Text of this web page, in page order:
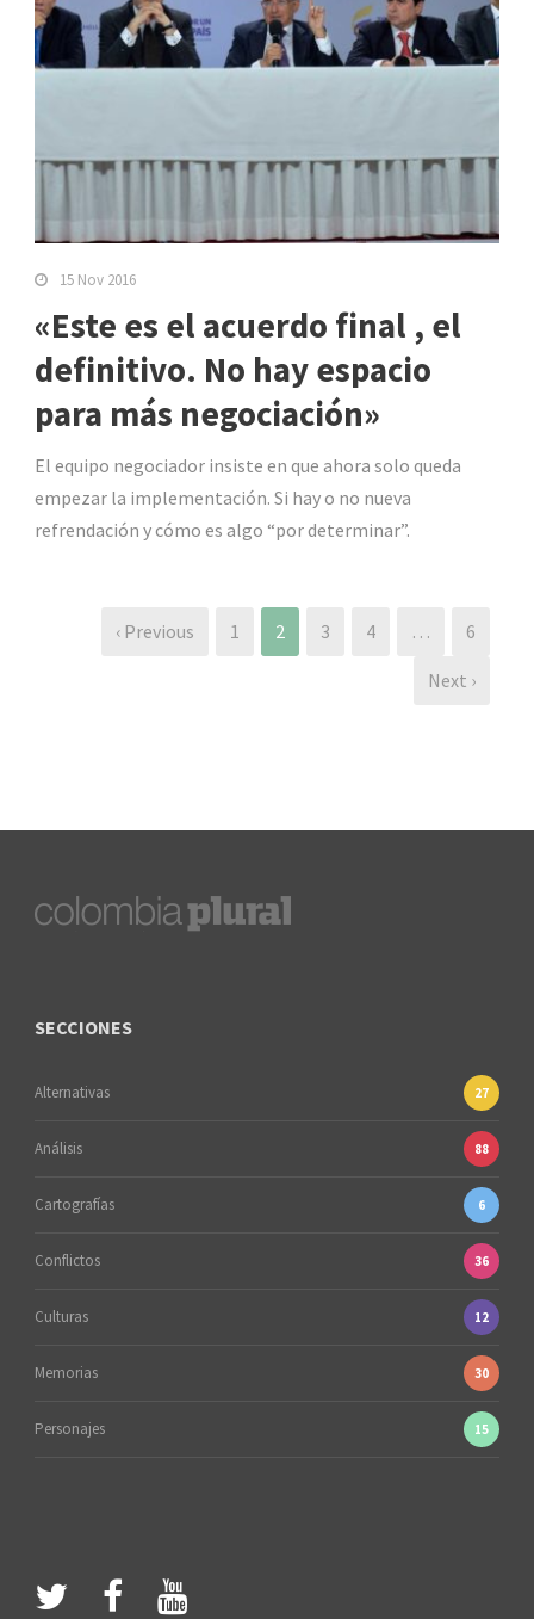
15 Nov 2016
«Este es el acuerdo final , el
definitivo. No hay espacio
para más negociación»
El equipo negociador insiste en que ahora solo queda
empezar la implementación. Si hay o no nueva
refrendación y cómo es algo “por determinar”.
‹ Previous 1 2 3 4 … 6
Next ›
SECCIONES
Alternativas 27
Análisis 88
Cartografías 6
Conflictos 36
Culturas 12
Memorias 30
Personajes 15